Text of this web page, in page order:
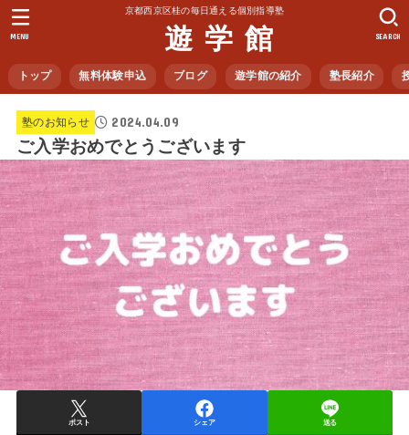
京都西京区桂の毎日通える個別指導塾
遊 学 館
トップ 無料体験申込 ブログ 遊学館の紹介 塾長紹介
SEARCH
MENU
塾のお知らせ 2024.04.09
ご入学おめでとうございます
ポスト シェア 送る